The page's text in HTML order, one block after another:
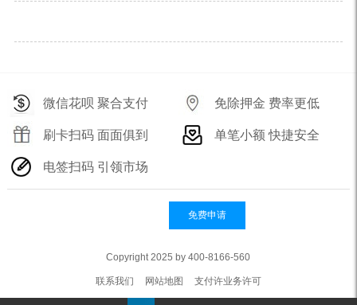
微信花呗 聚合支付 免除押金 费率更低
刷卡扫码 面面俱到 单笔小额 快捷安全
电签扫码 引领市场
免费申请
Copyright 2025 by 400-8166-560
联系我们 网站地图 支付许业务许可